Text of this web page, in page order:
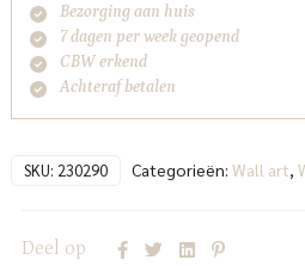
Bezorging aan huis
7 dagen per week geopend
CBW erkend
Achteraf betalen
SKU: 230290 Categorieën: Wall art,
Deel op